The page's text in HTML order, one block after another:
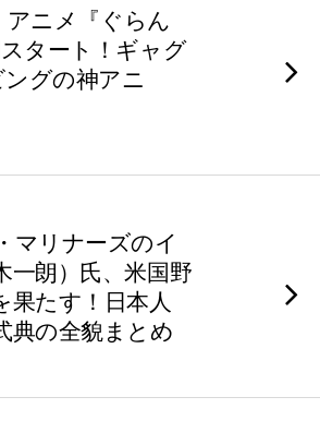
アニメ『ぐらん
タート！ギャグ
ングの神アニ
マリナーズのイ
一朗）氏、米国野
果たす！日本人
典の全貌まとめ